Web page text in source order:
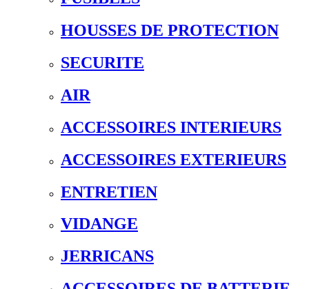
HOUSSES DE PROTECTION
SECURITE
AIR
ACCESSOIRES INTERIEURS
ACCESSOIRES EXTERIEURS
ENTRETIEN
VIDANGE
JERRICANS